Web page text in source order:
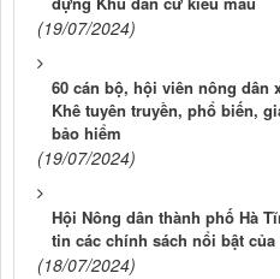
(19/07/2024)
60 cán bộ, hội viên nông dân
Khê tuyên truyền, phổ biến,
bảo hiểm
(19/07/2024)
Hội Nông dân thành phố Hà
tin các chính sách nổi bật của
(18/07/2024)